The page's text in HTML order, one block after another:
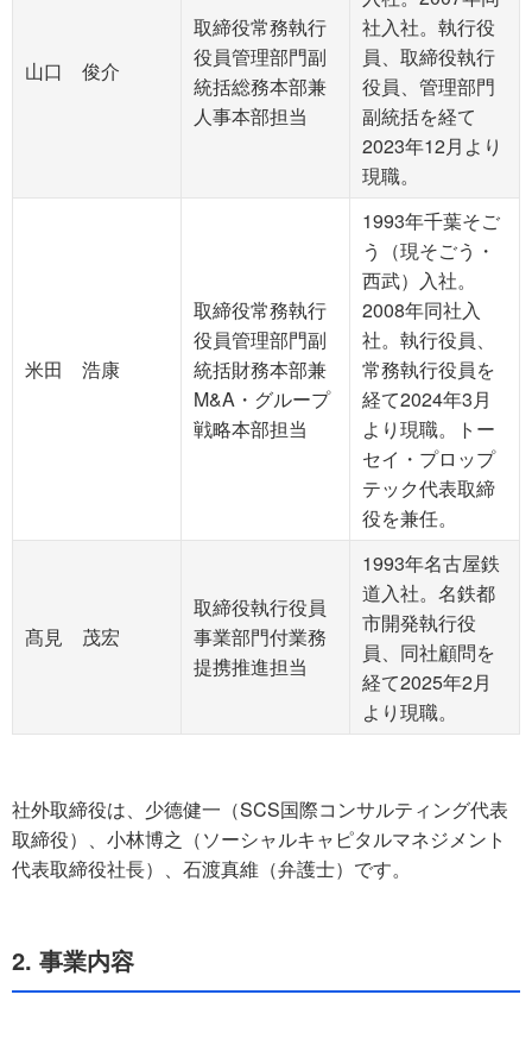
山口 俊介
取締役常務執行
役員管理部門副
統括総務本部兼
人事本部担当
社入社。執行役
員、取締役執行
役員、管理部門
副統括を経て
2023年12月より
現職。
米田 浩康
取締役常務執行
役員管理部門副
統括財務本部兼
M&A・グループ
戦略本部担当
1993年千葉そご
う（現そごう・
西武）入社。
2008年同社入
社。執行役員、
常務執行役員を
経て2024年3月
より現職。トー
セイ・プロップ
テック代表取締
役を兼任。
髙見 茂宏
取締役執行役員
事業部門付業務
提携推進担当
1993年名古屋鉄
道入社。名鉄都
市開発執行役
員、同社顧問を
経て2025年2月
より現職。
社外取締役は、少德健一（SCS国際コンサルティング代表
取締役）、小林博之（ソーシャルキャピタルマネジメント
代表取締役社長）、石渡真維（弁護士）です。
2. 事業内容